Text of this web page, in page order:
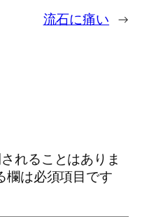
流石に痛い →
れることはありま
欄は必須項目です